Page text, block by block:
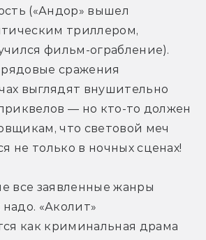
(«Андор» вышел
триллером,
фильм-ограбление).
сражения
выглядят внушительно
— но кто-то должен
что световой меч
не только в ночных сценах!
все заявленные жанры
«Аколит»
как криминальная драма